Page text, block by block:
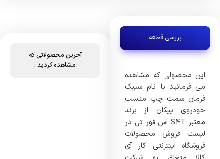
بررسی قطعه
این محصولی که مشاهده
می فرمائید با نام سیبک
فرمان سمت چپ مناسب
خودروی پیکان از برند
معتبر S4T اس فور تی در
لیست فروش محصولات
فروشگاه اینترنتی کار آی
آخرین محصولاتی که
مشاهده کردید :